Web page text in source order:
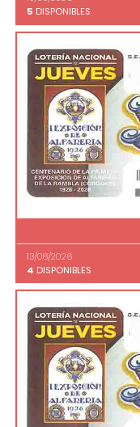
5 DISPONIBLES
13/08/2026
4 DISPONIBLES